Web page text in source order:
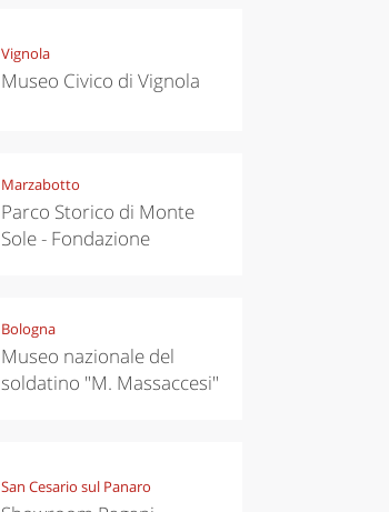
Vignola
Museo Civico di Vignola
Marzabotto
Parco Storico di Monte
Sole - Fondazione
Bologna
Museo nazionale del
soldatino "M. Massaccesi"
San Cesario sul Panaro